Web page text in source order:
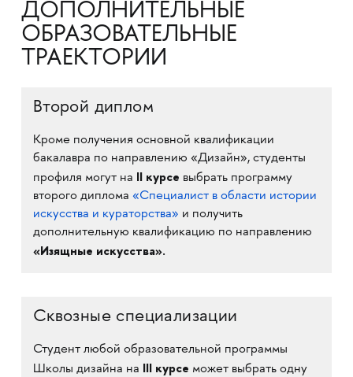
ДОПОЛНИТЕЛЬНЫЕ
ОБРАЗОВАТЕЛЬНЫЕ
ТРАЕКТОРИИ
Второй диплом
Кроме получения основной квалификации
бакалавра по направлению «Дизайн», студенты
профиля могут на II курсе выбрать программу
второго диплома «Специалист в области истории
искусства и кураторства» и получить
дополнительную квалификацию по направлению
«Изящные искусства».
Сквозные специализации
Студент любой образовательной программы
Школы дизайна на III курсе может выбрать одну